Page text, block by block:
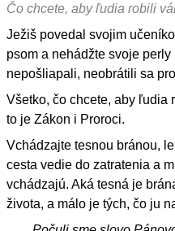
Čo chcete, aby ľudia robili
Ježiš povedal svojim
psom a nehádžte svoje
nepošliapali, neobrátili sa
Všetko, čo chcete, aby ľudia
to je Zákon i Proroci.
Vchádzajte tesnou bránou,
cesta vedie do zatratenia a
vchádzajú. Aká tesná je
života, a málo je tých, čo ju